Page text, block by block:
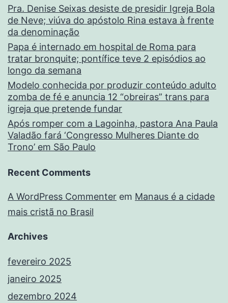
Pra. Denise Seixas desiste de presidir Igreja Bola
de Neve; viúva do apóstolo Rina estava à frente
da denominação
Papa é internado em hospital de Roma para
tratar bronquite; pontífice teve 2 episódios ao
longo da semana
Modelo conhecida por produzir conteúdo adulto
zomba de fé e anuncia 12 “obreiras” trans para
igreja que pretende fundar
Após romper com a Lagoinha, pastora Ana Paula
Valadão fará ‘Congresso Mulheres Diante do
Trono’ em São Paulo
Recent Comments
A WordPress Commenter em Manaus é a cidade
mais cristã no Brasil
Archives
fevereiro 2025
janeiro 2025
dezembro 2024